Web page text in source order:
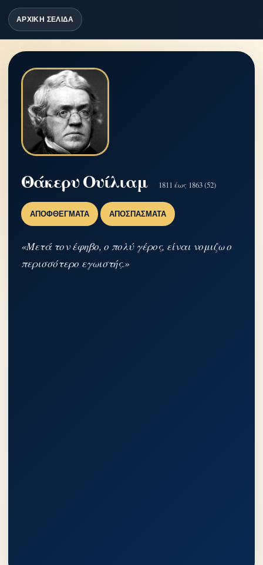
ΑΡΧΙΚΗ ΣΕΛΙΔΑ
Θάκερυ Ουίλιαμ 1811 έως 1863 (52)
ΑΠΟΦΘΈΓΜΑΤΑ ΑΠΟΣΠΆΣΜΑΤΑ
«Μετά τον έφηβο, ο πολύ γέρος, είναι νομιζω ο
περισσότερο εγωιστής.»